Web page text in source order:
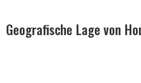
Geografische Lage von